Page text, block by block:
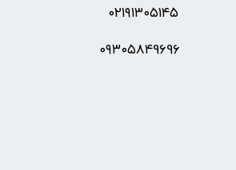
۰۲۱۹۱۳۰۵۱۴۵
۰۹۳۰۵8۴9696